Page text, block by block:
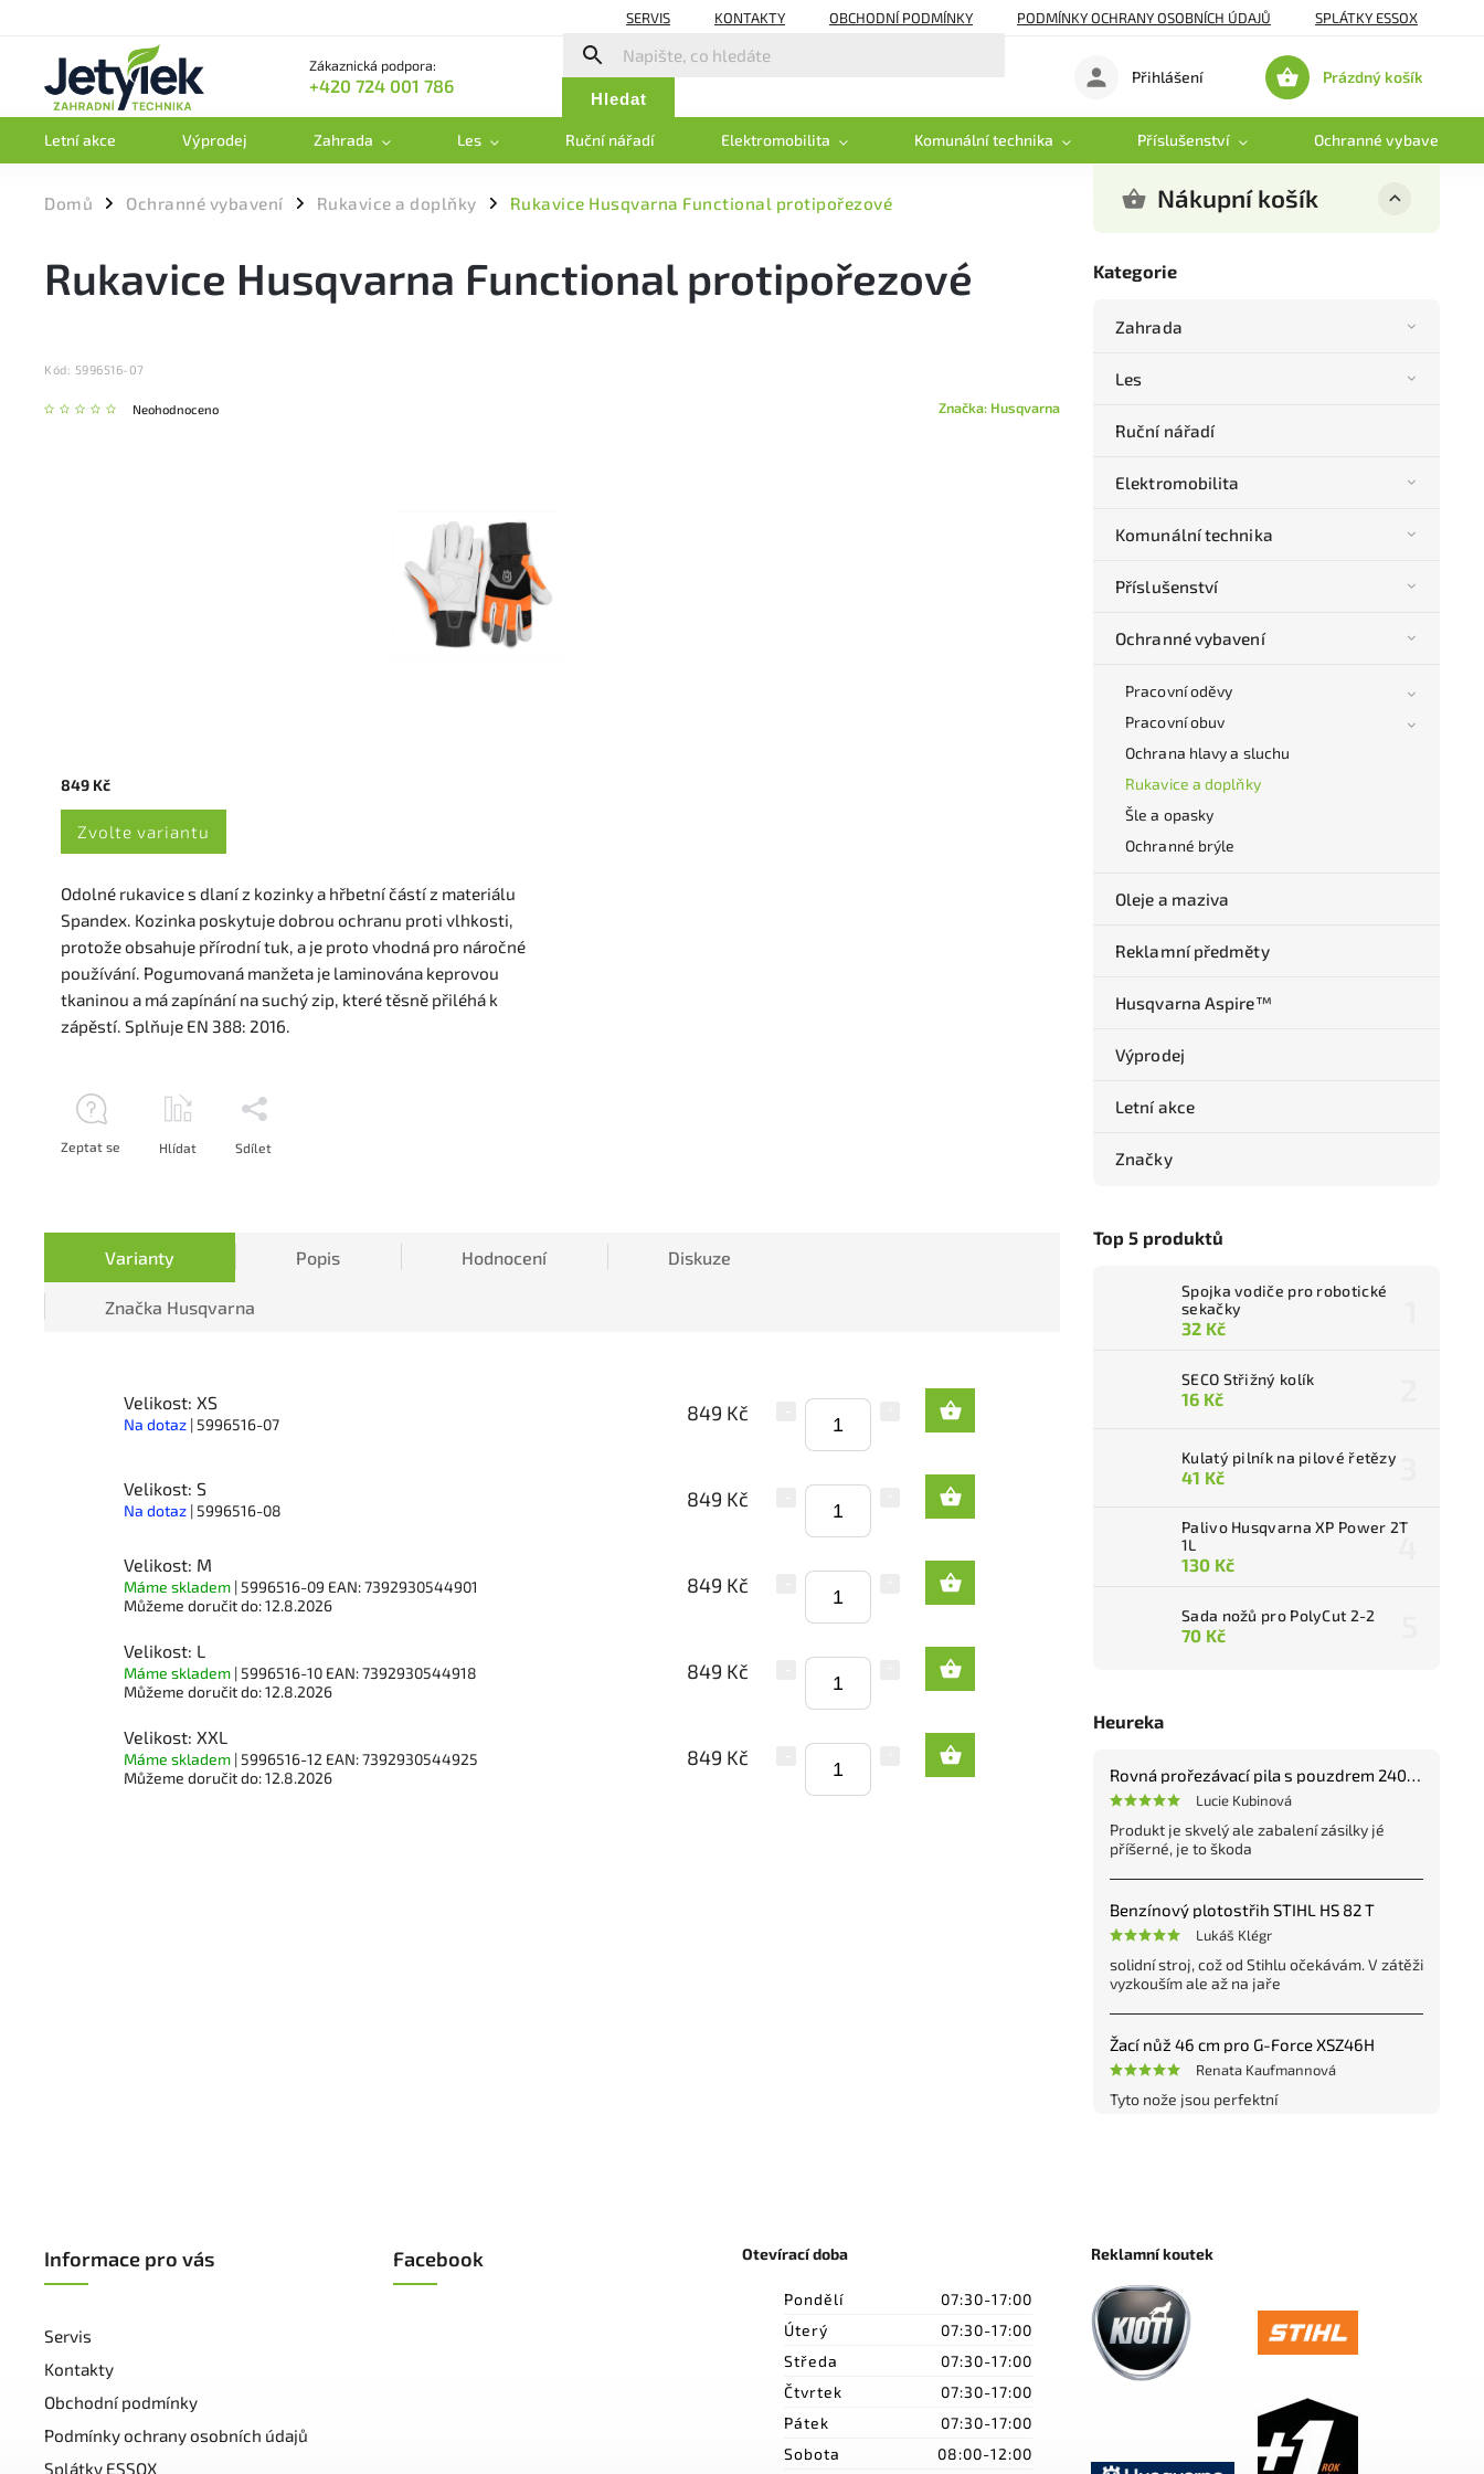
SERVIS KONTAKTY OBCHODNÍ PODMÍNKY PODMÍNKY OCHRANY OSOBNÍCH ÚDAJŮ SPLÁTKY ESSOX
Zákaznická podpora:
+420 724 001 786
Hledat
Nákupní
Prázdný košík
Přihlášení
Letní akce Výprodej Zahrada Les Ruční nářadí Elektromobilita Komunální technika Příslušenství Ochranné vybavení
Domů / Ochranné vybavení / Rukavice a doplňky / Rukavice Husqvarna Functional protipořezové Nákupní košík
Kategorie
Zahrada
Les
Ruční nářadí
Elektromobilita
Komunální technika
Příslušenství
Ochranné vybavení
Pracovní oděvy
Pracovní obuv
Ochrana hlavy a sluchu
Rukavice a doplňky
Šle a opasky
Ochranné brýle
Oleje a maziva
Reklamní předměty
Husqvarna Aspire™
Výprodej
Letní akce
Značky
Top 5 produktů
Spojka vodiče pro robotické
sekačky
32 Kč
SECO Střižný kolík
16 Kč
Kulatý pilník na pilové řetězy
41 Kč
Palivo Husqvarna XP Power 2T
1L
130 Kč
Sada nožů pro PolyCut 2-2
70 Kč
Heureka
Rovná prořezávací pila s pouzdrem 240 mm
Lucie Kubinová
Produkt je skvelý ale zabalení zásilky jé
příšerné, je to škoda
Benzínový plotostřih STIHL HS 82 T
Lukáš Klégr
solidní stroj, což od Stihlu očekávám. V zátěži
vyzkouším ale až na jaře
Žací nůž 46 cm pro G-Force XSZ46H
Renata Kaufmannová
Tyto nože jsou perfektní
Rukavice Husqvarna Functional protipořezové
Kód: 5996516-07
Neohodnoceno Značka: Husqvarna
849 Kč
Zvolte variantu
Odolné rukavice s dlaní z kozinky a hřbetní částí z materiálu
Spandex. Kozinka poskytuje dobrou ochranu proti vlhkosti,
protože obsahuje přírodní tuk, a je proto vhodná pro náročné
používání. Pogumovaná manžeta je laminována keprovou
tkaninou a má zapínání na suchý zip, které těsně přiléhá k
zápěstí. Splňuje EN 388: 2016.
Zeptat se Hlídat Sdílet
Varianty Popis Hodnocení Diskuze
Značka Husqvarna
Velikost: XS
Na dotaz | 5996516-07 849 Kč
Velikost: S
Na dotaz | 5996516-08 849 Kč
Velikost: M
Máme skladem | 5996516-09 EAN:7392930544901
Můžeme doručit do:12.8.2026
849 Kč
Velikost: L
Máme skladem | 5996516-10 EAN:7392930544918
Můžeme doručit do:12.8.2026
849 Kč
Velikost: XXL
Máme skladem | 5996516-12 EAN:7392930544925
Můžeme doručit do:12.8.2026
849 Kč
Informace pro vás
Servis
Kontakty
Obchodní podmínky
Podmínky ochrany osobních údajů
Splátky ESSOX
Facebook Otevírací doba
Pondělí
07:30-17:00
Úterý
07:30-17:00
Středa
07:30-17:00
Čtvrtek
07:30-17:00
Pátek
07:30-17:00
Sobota
08:00-12:00
Reklamní koutek